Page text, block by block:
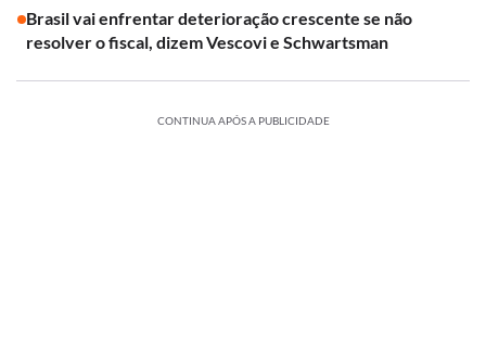
Brasil vai enfrentar deterioração crescente se não
resolver o fiscal, dizem Vescovi e Schwartsman
CONTINUA APÓS A PUBLICIDADE